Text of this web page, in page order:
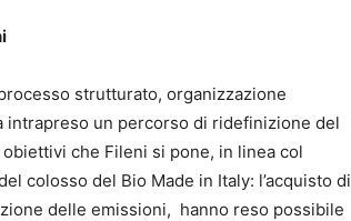
strutturato, organizzazione
intrapreso un percorso di ridefinizione del
che Fileni si pone, in linea col
colosso del Bio Made in Italy: l’acquisto di
delle emissioni, hanno reso possibile